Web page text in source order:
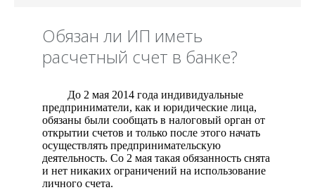
Обязан ли ИП иметь
расчетный счет в банке?
До 2 мая 2014 года индивидуальные
предприниматели, как и юридические лица,
обязаны были сообщать в налоговый орган от
открытии счетов и только после этого начать
осуществлять предпринимательскую
деятельность. Со 2 мая такая обязанность снята
и нет никаких ограничений на использование
личного счета.